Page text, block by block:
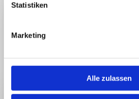
Statistiken
Marketing
Alle zulassen